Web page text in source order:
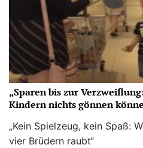
„Sparen bis zur
Kindern nichts gönnen
„Kein Spielzeug, kein Spaß:
vier Brüdern raubt“